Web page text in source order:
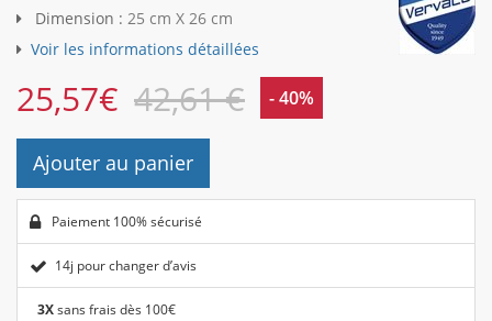
Dimension : 25 cm X 26 cm
Voir les informations détaillées
25,57€ 42,61 € - 40%
Ajouter au panier
Paiement 100% sécurisé
14j pour changer d’avis
3Xsans frais dès 100€